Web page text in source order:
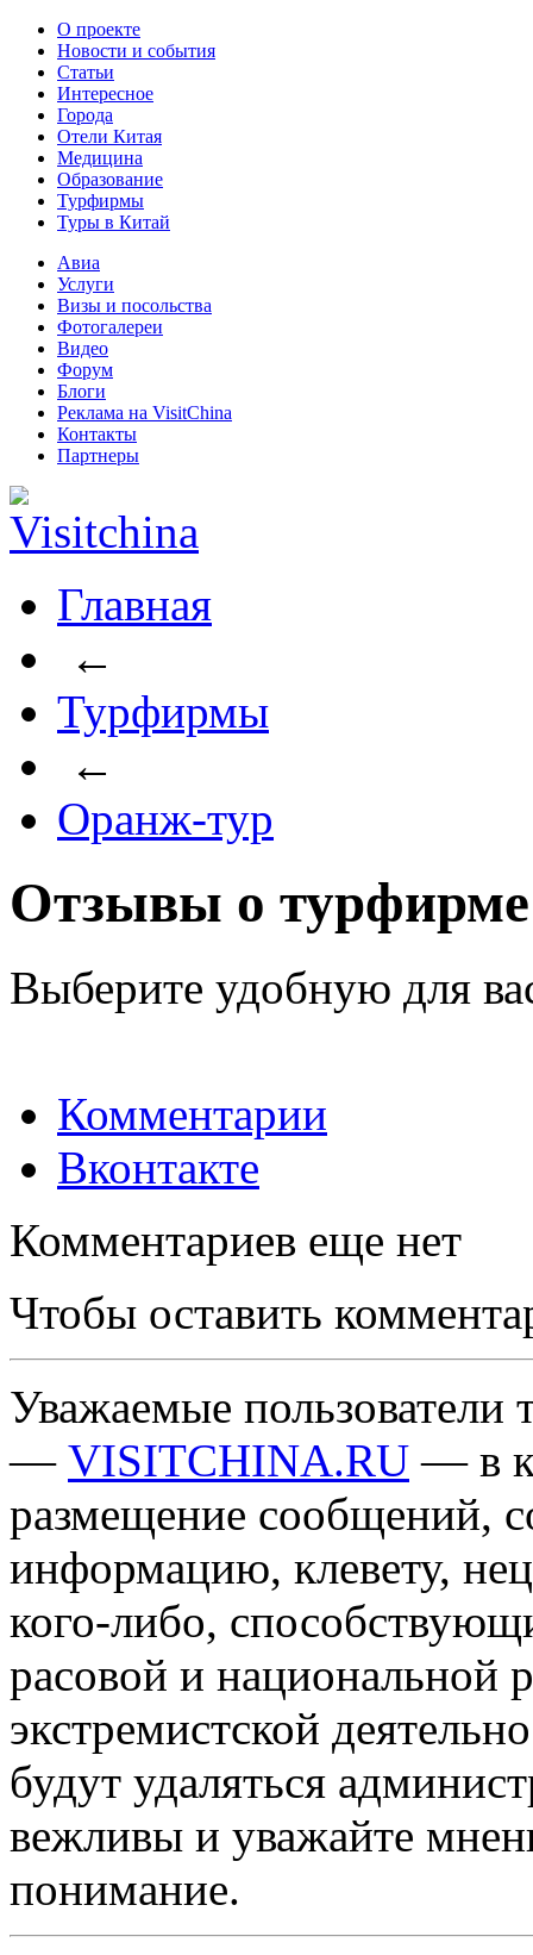
О проекте
Новости и события
Статьи
Интересное
Города
Отели Китая
Медицина
Образование
Турфирмы
Туры в Китай
Авиа
Услуги
Визы и посольства
Фотогалереи
Видео
Форум
Блоги
Реклама на VisitChina
Контакты
Партнеры
Главная
←
Турфирмы
←
Оранж-тур
Отзывы о
Выберите удобную для
Комментарии
Вконтакте
Комментариев еще нет
Чтобы оставить
Уважаемые пользователи
— VISITCHINA.RU — в
размещение сообщений,
информацию, клевету,
кого-либо,
расовой и национальной
экстремистской
будут удаляться
вежливы и уважайте
понимание.